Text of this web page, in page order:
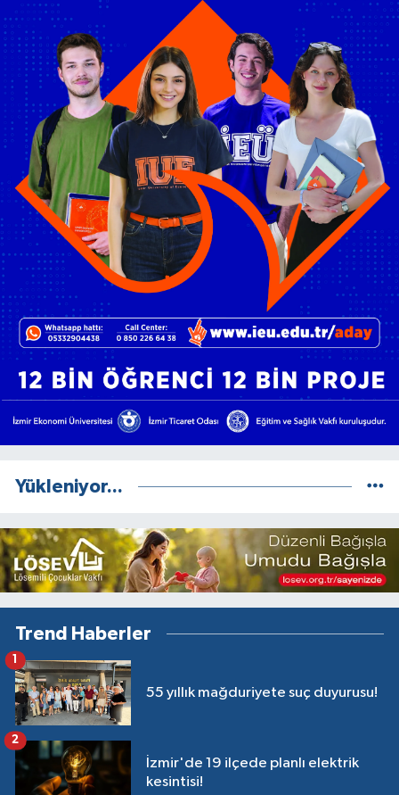
Yükleniyor...
Trend Haberler
55 yıllık mağduriyete suç duyurusu!
1
İzmir'de 19 ilçede planlı elektrik
kesintisi!
2